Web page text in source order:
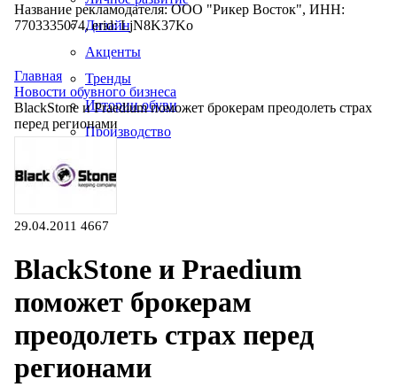
Дизайн
Акценты
Тренды
Истории обуви
Производство
Название рекламодателя: ООО "Рикер Восток", ИНН:
7703335074, erid: LjN8K37Ko
Главная
Новости обувного бизнеса
BlackStone и Praedium поможет брокерам преодолеть страх
перед регионами
29.04.2011 4667
BlackStone и Praedium
поможет брокерам
преодолеть страх перед
регионами